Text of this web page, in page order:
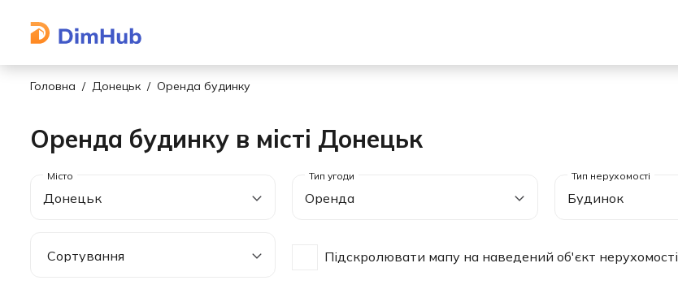
Головна Донецьк Оренда будинку
Оренда будинку в місті Донецьк
Донецьк Оренда Будинок
Підскролювати мапу на наведений об'єкт нерухомості